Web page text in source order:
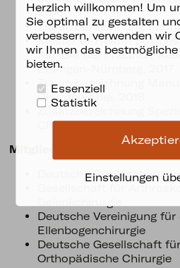
2016
Zusatzbezeichnung
Master of Health
(MHBA) der Friedrich-
Erlangen-Nürnberg, 2017
Zusatzbezeichnung
Chirotherapie, 2018
Zusatzbezeichnung
Chirurgie, 2019
Mitgliedschaften
Deutsche Gesellschaft
Gesellschaft für
Deutsche Vereinigung
Ellenbogenchirurgie
Deutsche Gesellschaft
Orthopädische Chirurgie
Herzlich willkommen! Um
Sie optimal zu gestalten
verbessern, verwenden wir
wir Ihnen das
bieten.
Essenziell
Statistik
Einstellungen